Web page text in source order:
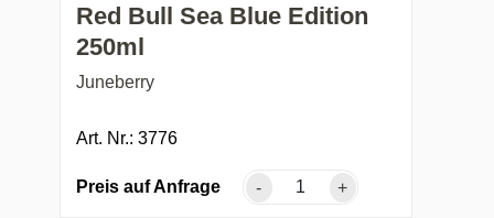
Red Bull Sea Blue Edition
250ml
Juneberry
Art. Nr.: 3776
Preis auf Anfrage - +